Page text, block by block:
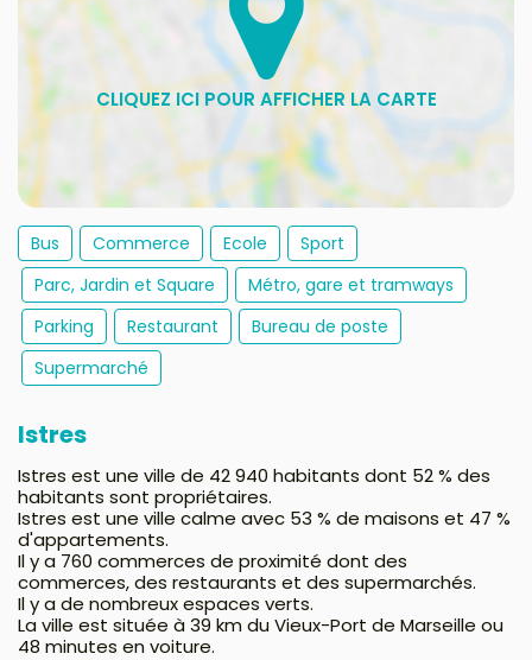
Bus Commerce Ecole
Sport
Parc, Jardin et Square
Métro, gare et tramways
Parking
Restaurant
Bureau de poste
Supermarché
Istres
Istres est une ville de 42 940 habitants dont 52 % des
habitants sont propriétaires.
Istres est une ville calme avec 53 % de maisons et 47 %
d'appartements.
Il y a 760 commerces de proximité dont des
commerces, des restaurants et des supermarchés.
Il y a de nombreux espaces verts.
La ville est située à 39 km du Vieux-Port de Marseille ou
48 minutes en voiture.